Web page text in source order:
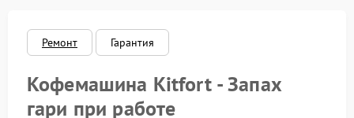
Ремонт Гарантия
Кофемашина Kitfort - Запах
гари при работе